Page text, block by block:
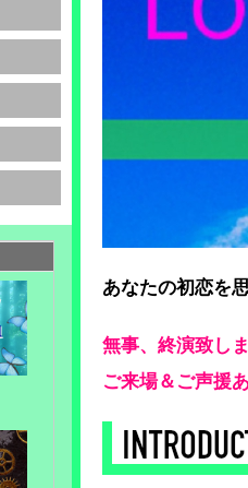
あなたの初恋
無事、終演致し
ご来場＆ご声援